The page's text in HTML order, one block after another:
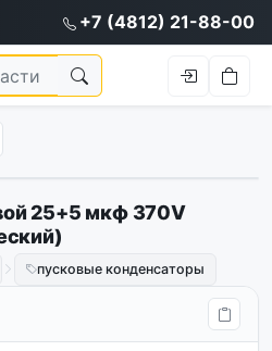
+7 (4812) 21-88-00
25+5 мкф 370V
пусковые конденсаторы